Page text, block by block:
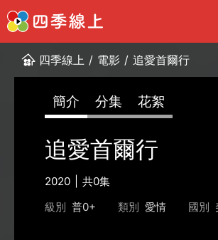
四季線上 / 電影 / 追愛首爾行
簡介 分集 花絮
追愛首爾行
2020
共0集
級別 普0+ 類別 愛情 國別